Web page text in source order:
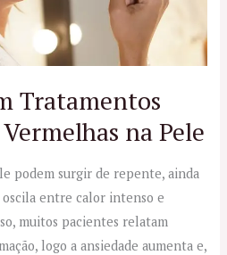
Tratamentos
na Pele
podem surgir de repente, ainda
oscila entre calor intenso e
muitos pacientes relatam
logo a ansiedade aumenta e,